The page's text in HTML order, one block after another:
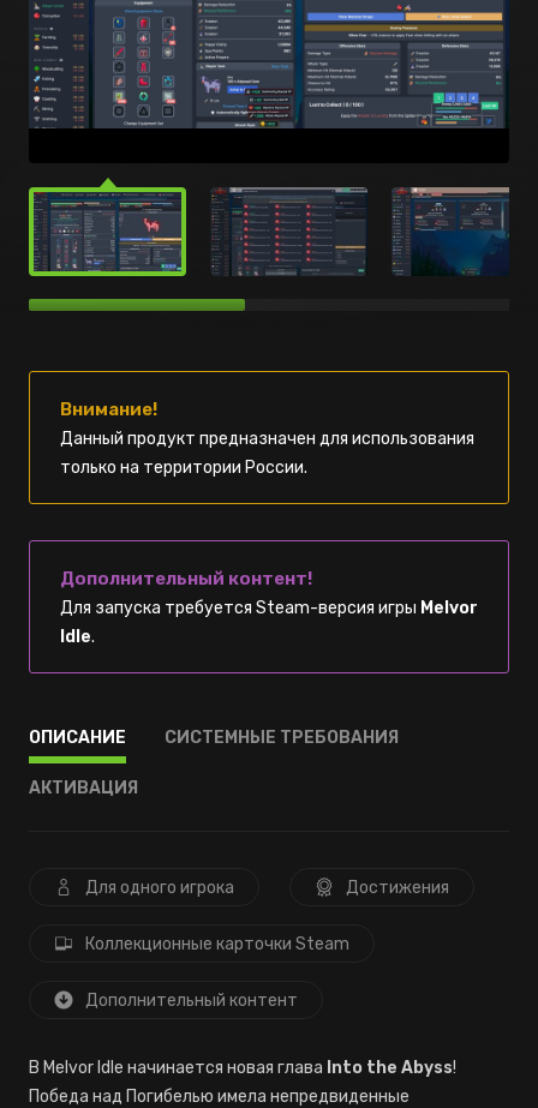
Внимание!
Данный продукт предназначен для использования
только на территории России.
Дополнительный контент!
Для запуска требуется Steam-версия игры Melvor
Idle.
ОПИСАНИЕ СИСТЕМНЫЕ ТРЕБОВАНИЯ
АКТИВАЦИЯ
Для одного игрока Достижения
Коллекционные карточки Steam
Дополнительный контент
В Melvor Idle начинается новая глава Into the Abyss!
Победа над Погибелью имела непредвиденные